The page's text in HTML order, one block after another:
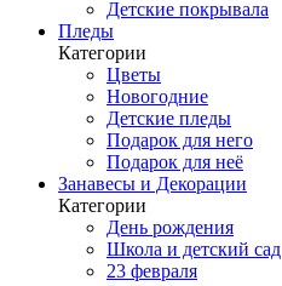
Детские покрывала
Пледы
Категории
Цветы
Новогодние
Детские пледы
Подарок для него
Подарок для неё
Занавесы и Декорации
Категории
День рождения
Школа и детский сад
23 февраля